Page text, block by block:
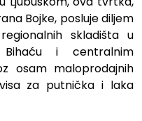
Bojke, posluje diljem
skladišta u
Bihaću i centralnim
osam maloprodajnih
za putnička i laka